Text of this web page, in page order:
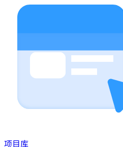
项目库